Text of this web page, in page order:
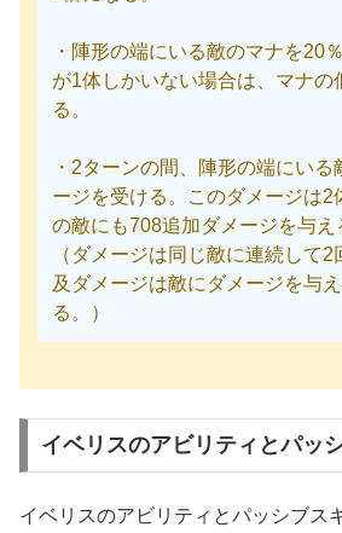
・陣形の端にいる敵のマナを20
が1体しかいない場合は、マナの
る。
・2ターンの間、陣形の端にいる
ージを受ける。このダメージは2
の敵にも708追加ダメージを与え
（ダメージは同じ敵に連続して
及ダメージは敵にダメージを与
る。）
イベリスのアビリティとパッ
イベリスのアビリティとパッシブス